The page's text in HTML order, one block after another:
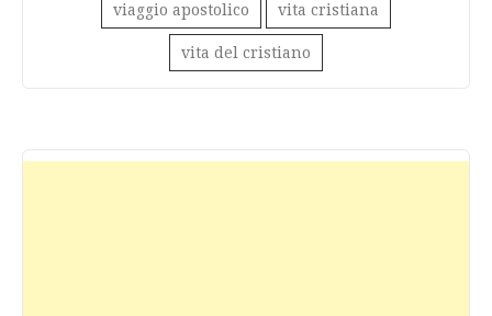
viaggio apostolico vita cristiana
vita del cristiano